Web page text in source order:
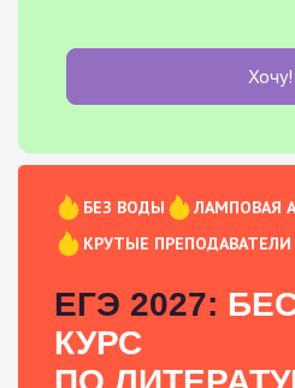
Хочу!
БЕЗ ВОДЫ
ЛАМПОВАЯ
КРУТЫЕ ПРЕПОДАВАТЕЛИ
ЕГЭ 2027:
КУРС